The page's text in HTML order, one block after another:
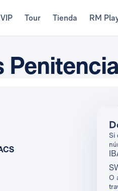
Tour Tienda RM
Si
O